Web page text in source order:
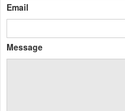
Email
Message